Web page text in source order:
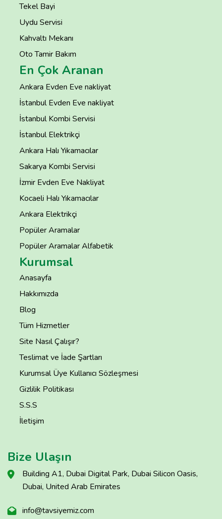
Tekel Bayi
Uydu Servisi
Kahvaltı Mekanı
Oto Tamir Bakım
En Çok Aranan
Ankara Evden Eve nakliyat
İstanbul Evden Eve nakliyat
İstanbul Kombi Servisi
İstanbul Elektrikçi
Ankara Halı Yıkamacılar
Sakarya Kombi Servisi
İzmir Evden Eve Nakliyat
Kocaeli Halı Yıkamacılar
Ankara Elektrikçi
Popüler Aramalar
Popüler Aramalar Alfabetik
Kurumsal
Anasayfa
Hakkımızda
Blog
Tüm Hizmetler
Site Nasıl Çalışır?
Teslimat ve İade Şartları
Kurumsal Üye Kullanıcı Sözleşmesi
Gizlilik Politikası
S.S.S
İletişim
Bize Ulaşın
Building A1, Dubai Digital Park, Dubai Silicon Oasis,
Dubai, United Arab Emirates
info@tavsiyemiz.com